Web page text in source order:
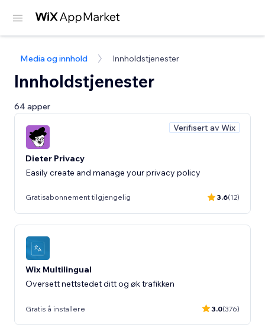
Media og innhold Innholdstjenester
Innholdstjenester
64 apper
Verifisert av Wix
Dieter Privacy
Easily create and manage your privacy policy
Gratisabonnement tilgjengelig 3.6(12)
Wix Multilingual
Oversett nettstedet ditt og øk trafikken
Gratis å installere 3.0(376)